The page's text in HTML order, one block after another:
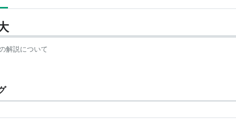
解説について